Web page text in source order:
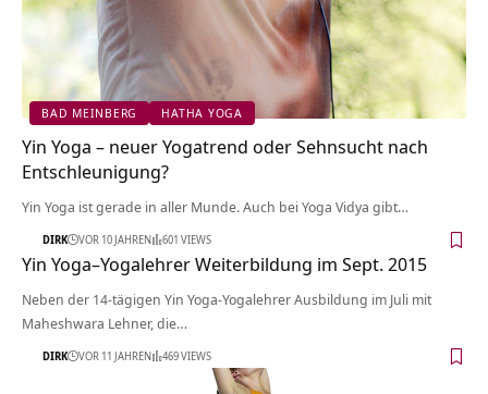
BAD MEINBERG HATHA YOGA
Yin Yoga – neuer Yogatrend oder Sehnsucht nach
Entschleunigung?
Yin Yoga ist gerade in aller Munde. Auch bei Yoga Vidya gibt…
DIRK VOR 10 JAHREN 601 VIEWS
Yin Yoga–Yogalehrer Weiterbildung im Sept. 2015
Neben der 14-tägigen Yin Yoga-Yogalehrer Ausbildung im Juli mit
Maheshwara Lehner, die…
DIRK VOR 11 JAHREN 469 VIEWS